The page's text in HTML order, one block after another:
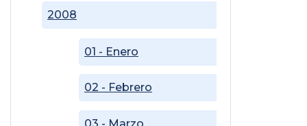
2008
01 - Enero
02 - Febrero